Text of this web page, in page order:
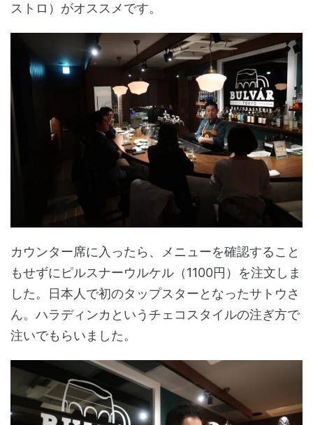
ストロ）がオススメです。
カウンター席に入ったら、メニューを確認すること
もせずにピルスナーウルケル（1100円）を注文しま
した。日本人で初のタップスターとなったサトウさ
ん。ハラディンカというチェコスタイルの注ぎ方で
注いでもらいました。